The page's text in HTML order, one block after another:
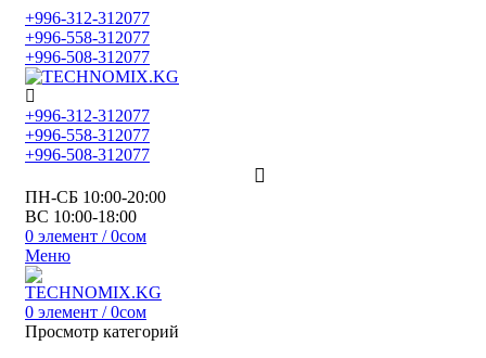
+996-312-312077
+996-558-312077
+996-508-312077
+996-312-312077
+996-558-312077
+996-508-312077
ПН-СБ 10:00-20:00
ВС 10:00-18:00
0 элемент / 0сом
Меню
0 элемент / 0сом
Просмотр категорий